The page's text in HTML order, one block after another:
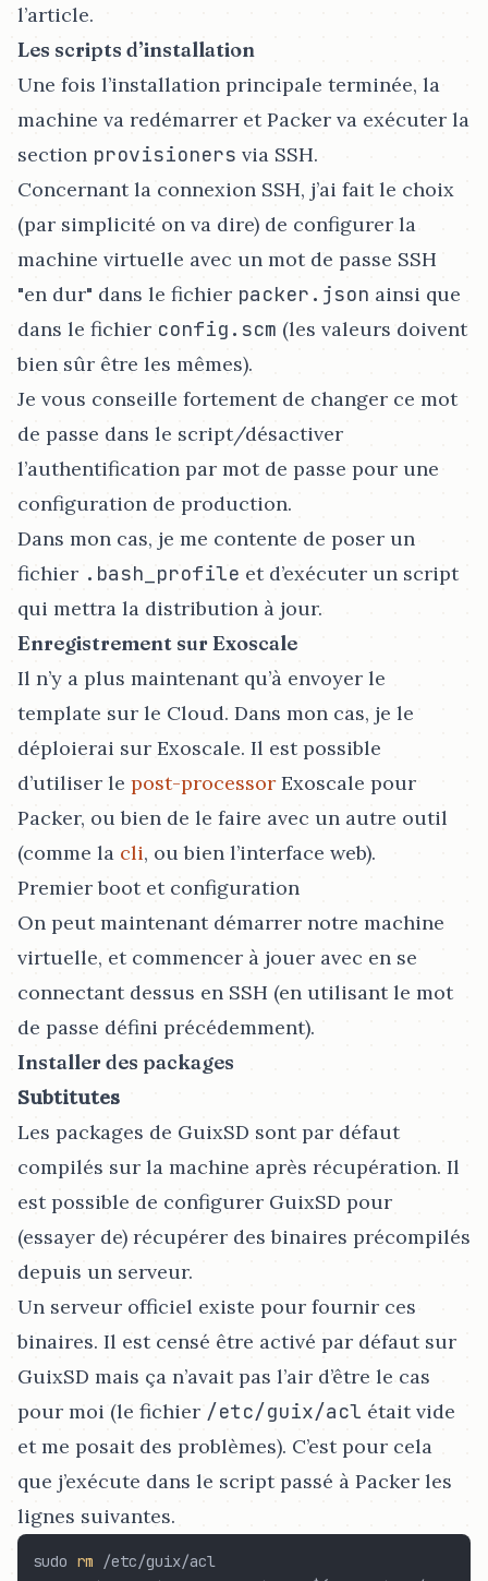
l’article.
Les scripts d’installation
Une fois l’installation principale terminée, la
machine va redémarrer et Packer va exécuter la
section provisioners via SSH.
Concernant la connexion SSH, j’ai fait le choix
(par simplicité on va dire) de configurer la
machine virtuelle avec un mot de passe SSH
"en dur" dans le fichier packer.json ainsi que
dans le fichier config.scm (les valeurs doivent
bien sûr être les mêmes).
Je vous conseille fortement de changer ce mot
de passe dans le script/désactiver
l’authentification par mot de passe pour une
configuration de production.
Dans mon cas, je me contente de poser un
fichier .bash_profile et d’exécuter un script
qui mettra la distribution à jour.
Enregistrement sur Exoscale
Il n’y a plus maintenant qu’à envoyer le
template sur le Cloud. Dans mon cas, je le
déploierai sur Exoscale. Il est possible
d’utiliser le post-processorExoscale pour
Packer, ou bien de le faire avec un autre outil
(comme la cli, ou bien l’interface web).
Premier boot et configuration
On peut maintenant démarrer notre machine
virtuelle, et commencer à jouer avec en se
connectant dessus en SSH (en utilisant le mot
de passe défini précédemment).
Installer des packages
Subtitutes
Les packages de GuixSD sont par défaut
compilés sur la machine après récupération. Il
est possible de configurer GuixSD pour
(essayer de) récupérer des binaires précompilés
depuis un serveur.
Un serveur officiel existe pour fournir ces
binaires. Il est censé être activé par défaut sur
GuixSD mais ça n’avait pas l’air d’être le cas
pour moi (le fichier /etc/guix/acl était vide
et me posait des problèmes). C’est pour cela
que j’exécute dans le script passé à Packer les
lignes suivantes.
sudo rm /etc/guix/acl